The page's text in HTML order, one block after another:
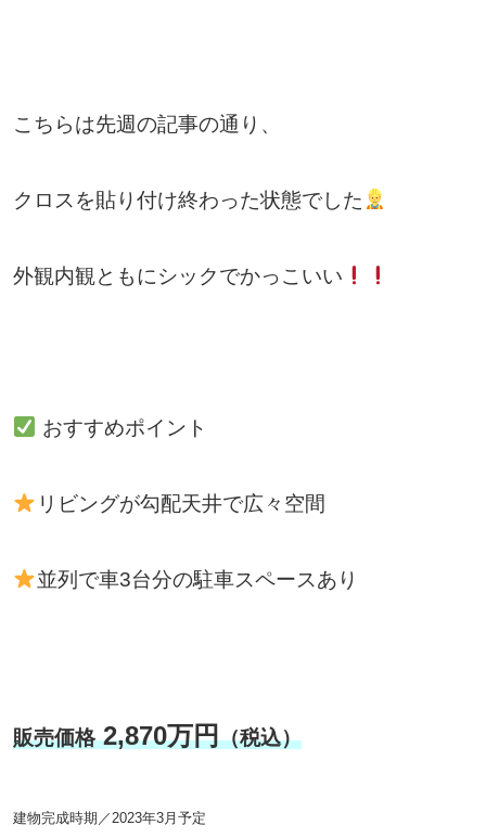
こちらは先週の記事の通り、
クロスを貼り付け終わった状態でした
外観内観ともにシックでかっこいい
おすすめポイント
リビングが勾配天井で広々空間
並列で車3台分の駐車スペースあり
販売価格2,870万円（税込）
建物完成時期／2023年3月予定